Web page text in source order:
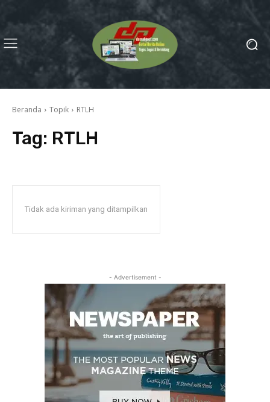
Beranda Topik RTLH
Tag: RTLH
Tidak ada kiriman yang ditampilkan
- Advertisement -